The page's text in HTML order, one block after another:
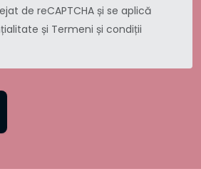
de reCAPTCHA și se aplică
și Termeni și condiții